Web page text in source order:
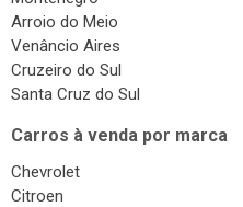
Arroio do Meio
Venâncio Aires
Cruzeiro do Sul
Santa Cruz do Sul
Carros à venda por marca
Chevrolet
Citroen